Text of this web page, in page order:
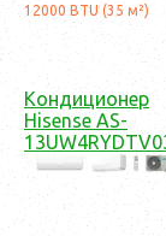
12000 BTU (35 м²)
Кондиционер
Hisense AS-